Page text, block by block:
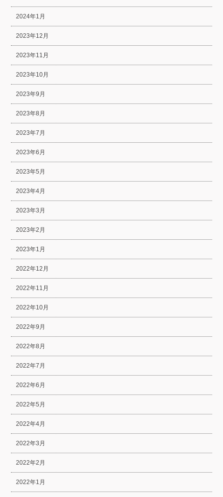
2024年1月
2023年12月
2023年11月
2023年10月
2023年9月
2023年8月
2023年7月
2023年6月
2023年5月
2023年4月
2023年3月
2023年2月
2023年1月
2022年12月
2022年11月
2022年10月
2022年9月
2022年8月
2022年7月
2022年6月
2022年5月
2022年4月
2022年3月
2022年2月
2022年1月